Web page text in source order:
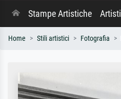
Stampe Artistiche Artisti
Home Stili artistici Fotografia